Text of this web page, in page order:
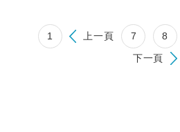
1 上一頁 7 8
下一頁